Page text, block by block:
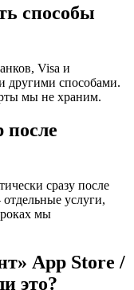
способы
Visa и
другими способами.
мы не храним.
после
сразу после
услуги,
мы
App Store /
это?